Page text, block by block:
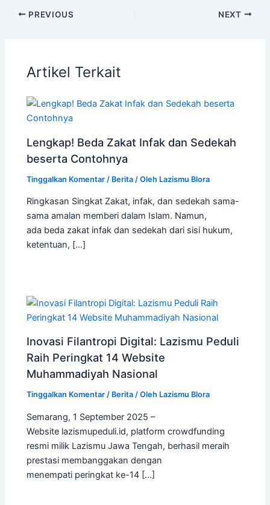
PREVIOUS NEXT
Artikel Terkait
Lengkap! Beda Zakat Infak dan Sedekah
beserta Contohnya
Tinggalkan Komentar / Berita / Oleh Lazismu Blora
Ringkasan Singkat Zakat, infak, dan sedekah sama-
sama amalan memberi dalam Islam. Namun,
ada beda zakat infak dan sedekah dari sisi hukum,
ketentuan, […]
Inovasi Filantropi Digital: Lazismu Peduli
Raih Peringkat 14 Website
Muhammadiyah Nasional
Tinggalkan Komentar / Berita / Oleh Lazismu Blora
Semarang, 1 September 2025 –
Website lazismupeduli.id, platform crowdfunding
resmi milik Lazismu Jawa Tengah, berhasil meraih
prestasi membanggakan dengan
menempati peringkat ke-14 […]